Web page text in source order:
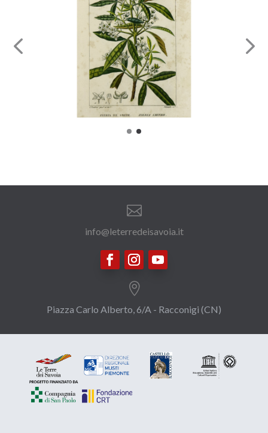

info@leterredeisavoia.it

Piazza Carlo Alberto, 6/A - Racconigi (CN)